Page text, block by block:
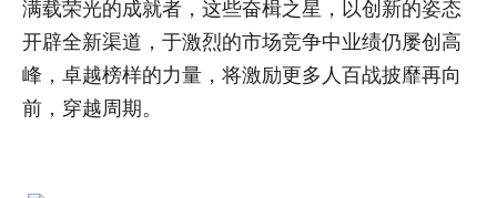
满载荣光的成就者，这些奋楫之星，以创新的姿态
开辟全新渠道，于激烈的市场竞争中业绩仍屡创高
峰，卓越榜样的力量，将激励更多人百战披靡再向
前，穿越周期。